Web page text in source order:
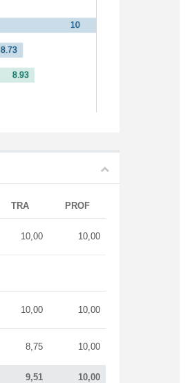
TRA PROF
9,51 10,00
10,00 10,00
10,00 10,00
8,75 10,00